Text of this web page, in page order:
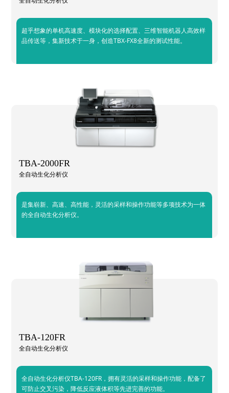
超乎想象的单机高速度、模块化的选择配置、三维智能机器人高效样
品传送等，集新技术于一身，创造TBX-FX8全新的测试性能。
TBA-2000FR
全自动生化分析仪
是集崭新、高速、高性能，灵活的采样和操作功能等多项技术为一体
的全自动生化分析仪。
TBA-120FR
全自动生化分析仪
全自动生化分析仪TBA-120FR，拥有灵活的采样和操作功能，配备了
可防止交叉污染，降低反应液体积等先进完善的功能。